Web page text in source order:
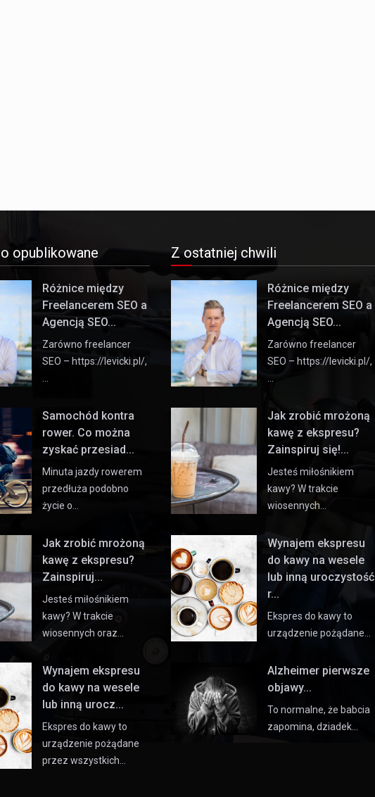
opublikowane
Różnice między
Freelancerem SEO a
Agencją SEO...
Zarówno freelancer
SEO – https://levicki.pl/,
Samochód kontra
rower. Co można
zyskać przesiad...
Minuta jazdy rowerem
przedłuża podobno
życie o…
Jak zrobić mrożoną
kawę z ekspresu?
Zainspiruj...
Jesteś miłośnikiem
kawy? W trakcie
wiosennych oraz…
Wynajem ekspresu
do kawy na wesele
lub inną urocz...
Ekspres do kawy to
urządzenie pożądane
przez wszystkich…
Z ostatniej chwili
Różnice między
Freelancerem SEO a
Agencją SEO...
Zarówno freelancer
SEO – https://levicki.pl/,
Jak zrobić mrożoną
kawę z ekspresu?
Zainspiruj się!...
Jesteś miłośnikiem
kawy? W trakcie
wiosennych…
Wynajem ekspresu
do kawy na wesele
lub inną uroczystość
r...
Ekspres do kawy to
urządzenie pożądane…
Alzheimer pierwsze
objawy...
To normalne, że babcia
zapomina, dziadek…